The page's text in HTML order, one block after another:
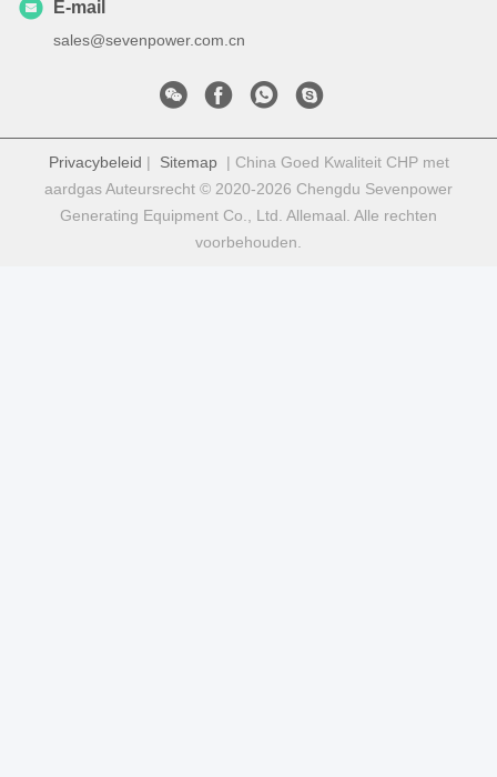
E-mail
sales@sevenpower.com.cn
Privacybeleid | Sitemap| China Goed Kwaliteit CHP met
aardgas Auteursrecht © 2020-2026 Chengdu Sevenpower
Generating Equipment Co., Ltd. Allemaal. Alle rechten
voorbehouden.